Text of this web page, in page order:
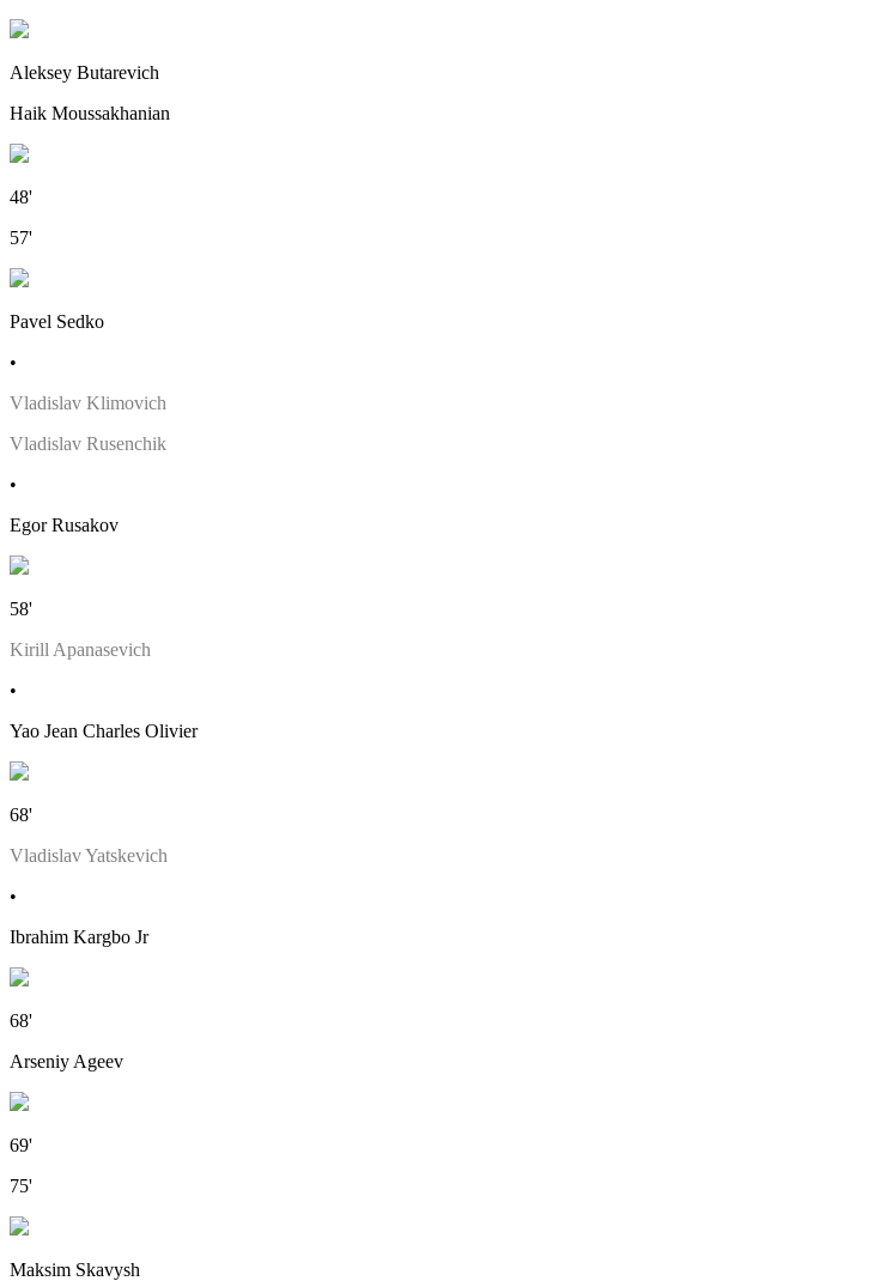
Aleksey Butarevich
Haik Moussakhanian
48'
57'
Pavel Sedko
•
Vladislav Klimovich
Vladislav Rusenchik
•
Egor Rusakov
58'
Kirill Apanasevich
•
Yao Jean Charles Olivier
68'
Vladislav Yatskevich
•
Ibrahim Kargbo Jr
68'
Arseniy Ageev
69'
75'
Maksim Skavysh